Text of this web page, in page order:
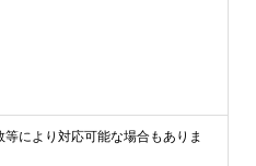
等により対応可能な場合もありま